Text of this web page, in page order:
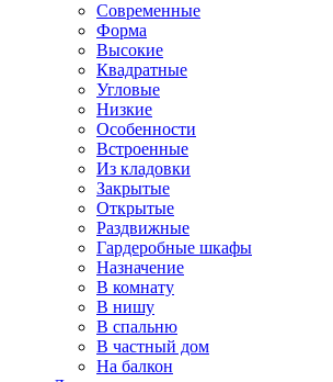
Современные
Форма
Высокие
Квадратные
Угловые
Низкие
Особенности
Встроенные
Из кладовки
Закрытые
Открытые
Раздвижные
Гардеробные шкафы
Назначение
В комнату
В нишу
В спальню
В частный дом
На балкон